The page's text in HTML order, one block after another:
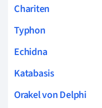
Chariten
Typhon
Echidna
Katabasis
Orakel von Delphi